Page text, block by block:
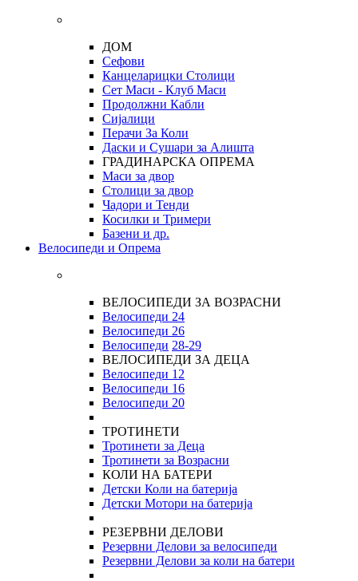
ДОМ
Сефови
Канцеларицки Столици
Сет Маси - Клуб Маси
Продолжни Кабли
Сијалици
Перачи За Коли
Даски и Сушари за Алишта
ГРАДИНАРСКА ОПРЕМА
Маси за двор
Столици за двор
Чадори и Тенди
Косилки и Тримери
Базени и др.
Велосипеди и Опрема
ВЕЛОСИПЕДИ ЗА ВОЗРАСНИ
Велосипеди 24
Велосипеди 26
Велосипеди 28-29
ВЕЛОСИПЕДИ ЗА ДЕЦА
Велосипеди 12
Велосипеди 16
Велосипеди 20
ТРОТИНЕТИ
Тротинети за Деца
Тротинети за Возрасни
КОЛИ НА БАТЕРИ
Детски Коли на батерија
Детски Мотори на батерија
РЕЗЕРВНИ ДЕЛОВИ
Резервни Делови за велосипеди
Резервни Делови за коли на батери